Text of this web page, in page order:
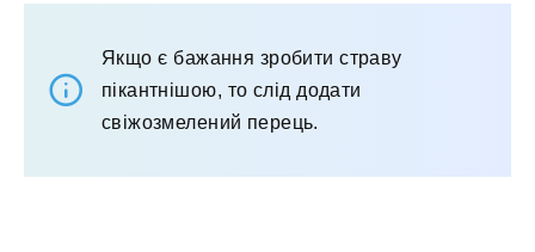
Якщо є бажання зробити страву
пікантнішою, то слід додати
свіжозмелений перець.